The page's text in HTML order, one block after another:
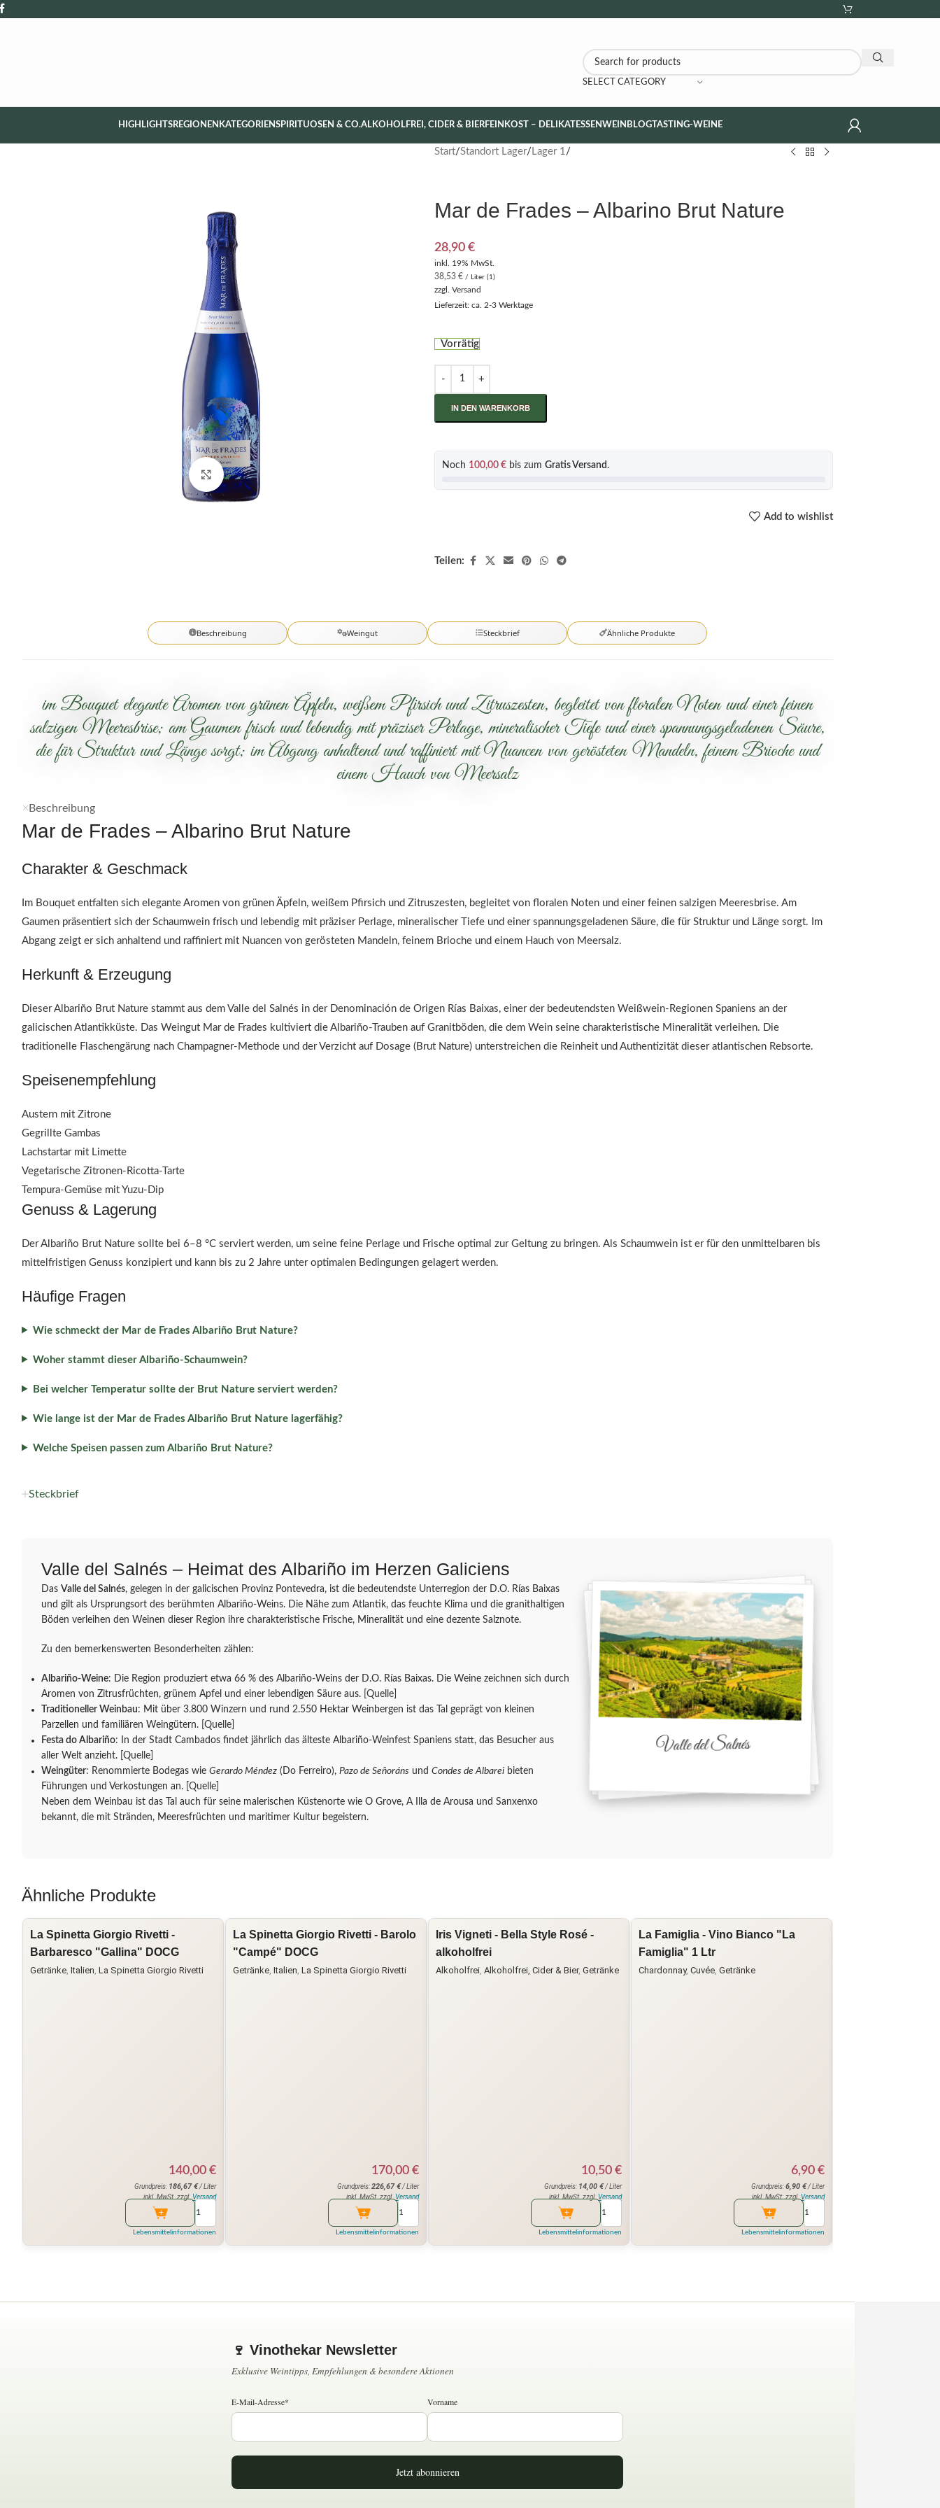
SELECT CATEGORY
HIGHLIGHTSREGIONEN KATEGORIENSPIRITUOSEN & CO.ALKOHOLFREI, CIDER & BIERFEINKOST – DELIKATESSENWEINBLOGTASTING-WEINE
Click to enlarge
Start Standort Lager Lager 1
Mar de Frades – Albarino Brut Nature
28,90 €
inkl. 19% MwSt.
38,53 € / Liter (1)
zzgl. Versand
Lieferzeit: ca. 2-3 Werktage
Vorrätig
IN DEN WARENKORB
Noch 100,00 € bis zum Gratis Versand .
Add to wishlist
Teilen:
Beschreibung Weingut Steckbrief Ähnliche Produkte
im Bouquet elegante Aromen von grünen Äpfeln, weißem Pfirsich und Zitruszesten, begleitet von floralen Noten und einer feinen
salzigen Meeresbrise; am Gaumen frisch und lebendig mit präziser Perlage, mineralischer Tiefe und einer spannungsgeladenen Säure,
die für Struktur und Länge sorgt; im Abgang anhaltend und raffiniert mit Nuancen von gerösteten Mandeln, feinem Brioche und
einem Hauch von Meersalz
Beschreibung
Mar de Frades – Albarino Brut Nature
Charakter & Geschmack
Im Bouquet entfalten sich elegante Aromen von grünen Äpfeln, weißem Pfirsich und Zitruszesten, begleitet von floralen Noten und einer feinen salzigen Meeresbrise. Am
Gaumen präsentiert sich der Schaumwein frisch und lebendig mit präziser Perlage, mineralischer Tiefe und einer spannungsgeladenen Säure, die für Struktur und Länge sorgt. Im
Abgang zeigt er sich anhaltend und raffiniert mit Nuancen von gerösteten Mandeln, feinem Brioche und einem Hauch von Meersalz.
Herkunft & Erzeugung
Dieser Albariño Brut Nature stammt aus dem Valle del Salnés in der Denominación de Origen Rías Baixas, einer der bedeutendsten Weißwein-Regionen Spaniens an der
galicischen Atlantikküste. Das Weingut Mar de Frades kultiviert die Albariño-Trauben auf Granitböden, die dem Wein seine charakteristische Mineralität verleihen. Die
traditionelle Flaschengärung nach Champagner-Methode und der Verzicht auf Dosage (Brut Nature) unterstreichen die Reinheit und Authentizität dieser atlantischen Rebsorte.
Speisenempfehlung
Austern mit Zitrone
Gegrillte Gambas
Lachstartar mit Limette
Vegetarische Zitronen-Ricotta-Tarte
Tempura-Gemüse mit Yuzu-Dip
Genuss & Lagerung
Der Albariño Brut Nature sollte bei 6–8 °C serviert werden, um seine feine Perlage und Frische optimal zur Geltung zu bringen. Als Schaumwein ist er für den unmittelbaren bis
mittelfristigen Genuss konzipiert und kann bis zu 2 Jahre unter optimalen Bedingungen gelagert werden.
Häufige Fragen
Wie schmeckt der Mar de Frades Albariño Brut Nature?
Woher stammt dieser Albariño-Schaumwein?
Bei welcher Temperatur sollte der Brut Nature serviert werden?
Wie lange ist der Mar de Frades Albariño Brut Nature lagerfähig?
Welche Speisen passen zum Albariño Brut Nature?
Steckbrief
Valle del Salnés – Heimat des Albariño im Herzen Galiciens
Das Valle del Salnés, gelegen in der galicischen Provinz Pontevedra, ist die bedeutendste Unterregion der D.O. Rías Baixas
und gilt als Ursprungsort des berühmten Albariño-Weins. Die Nähe zum Atlantik, das feuchte Klima und die granithaltigen
Böden verleihen den Weinen dieser Region ihre charakteristische Frische, Mineralität und eine dezente Salznote.
Zu den bemerkenswerten Besonderheiten zählen:
Albariño-Weine: Die Region produziert etwa 66 % des Albariño-Weins der D.O. Rías Baixas. Die Weine zeichnen sich durch
Aromen von Zitrusfrüchten, grünem Apfel und einer lebendigen Säure aus. [Quelle]
Traditioneller Weinbau: Mit über 3.800 Winzern und rund 2.550 Hektar Weinbergen ist das Tal geprägt von kleinen
Parzellen und familiären Weingütern. [Quelle]
Festa do Albariño: In der Stadt Cambados findet jährlich das älteste Albariño-Weinfest Spaniens statt, das Besucher aus
aller Welt anzieht. [Quelle]
Weingüter: Renommierte Bodegas wie Gerardo Méndez (Do Ferreiro), Pazo de Señoráns und Condes de Albarei bieten
Führungen und Verkostungen an. [Quelle]
Neben dem Weinbau ist das Tal auch für seine malerischen Küstenorte wie O Grove, A Illa de Arousa und Sanxenxo
bekannt, die mit Stränden, Meeresfrüchten und maritimer Kultur begeistern.
Valle del Salnés
Ähnliche Produkte
La Spinetta Giorgio Rivetti -
Barbaresco "Gallina" DOCG
Getränke Italien La Spinetta Giorgio Rivetti
140,00 €
Grundpreis: 186,67€/ Liter
inkl. MwSt. zzgl. Versand
Lebensmittelinformationen
La Spinetta Giorgio Rivetti - Barolo
"Campé" DOCG
Getränke Italien La Spinetta Giorgio Rivetti
170,00 €
Grundpreis:226,67€/ Liter
inkl. MwSt. zzgl. Versand
Lebensmittelinformationen
Iris Vigneti - Bella Style Rosé -
alkoholfrei
Alkoholfrei Alkoholfrei, Cider & Bier, Getränke
10,50 €
Grundpreis: 14,00 €/ Liter
inkl. MwSt. zzgl. Versand
Lebensmittelinformationen
La Famiglia - Vino Bianco "La
Famiglia" 1 Ltr
Chardonnay, Cuvée Getränke
6,90 €
Grundpreis:6,90 €/ Liter
inkl. MwSt. zzgl. Versand
Lebensmittelinformationen
🍷 Vinothekar Newsletter
Exklusive Weintipps, Empfehlungen & besondere Aktionen
E-Mail-Adresse* Vorname
Jetzt abonnieren